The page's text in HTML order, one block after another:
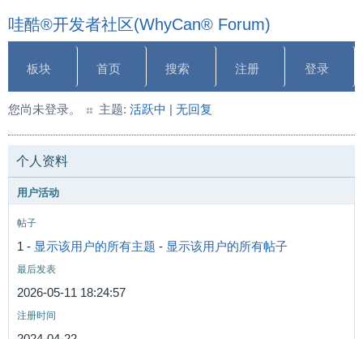
哇酷®开发者社区(WhyCan® Forum)
板块 首页 搜索 注册 登录
您尚未登录。 主题: 活跃中 | 无回复
个人资料
用户活动
帖子
1 - 显示该用户的所有主题 - 显示该用户的所有帖子
最后发表
2026-05-11 18:24:57
注册时间